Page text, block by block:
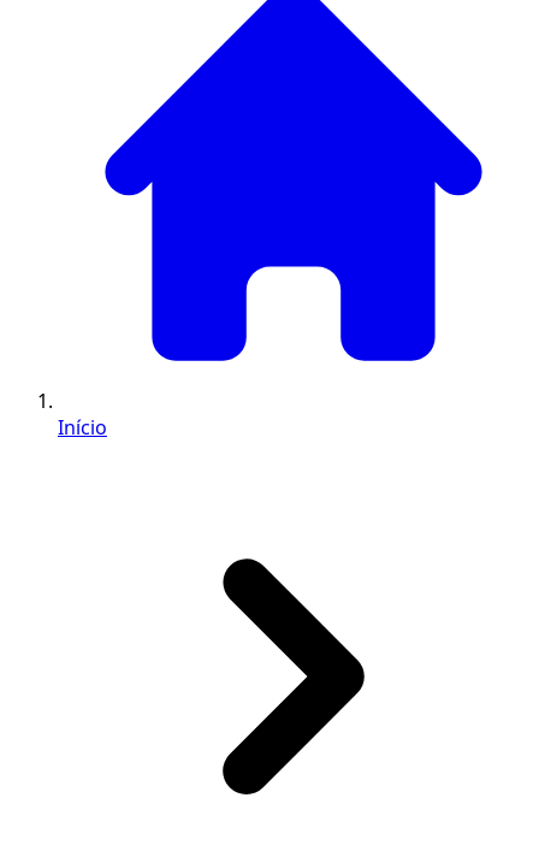
Início